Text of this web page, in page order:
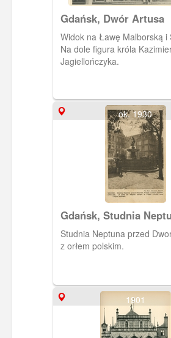
Gdańsk, Dwór Artusa
Widok na Ławę Malborską i
Na dole figura króla
Jagiellończyka.
ok. 1930
Gdańsk, Studnia
Dworem Artusa
Studnia Neptuna przed
z orłem polskim.
1901